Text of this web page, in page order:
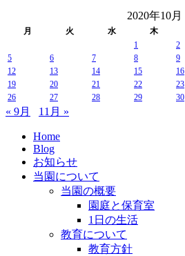
2020年10月
月 火 水 木
1
2
5
6 7 8 9
12
13 14 15 16
19
20 21 22 23
26
27 28 29 30
« 9月 11月 »
Home
Blog
お知らせ
当園について
当園の概要
園庭と保育室
1日の生活
教育について
教育方針